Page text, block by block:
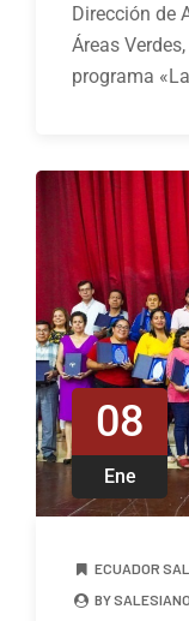
Dirección de
Áreas
programa
08
Ene
ECUADOR
BY